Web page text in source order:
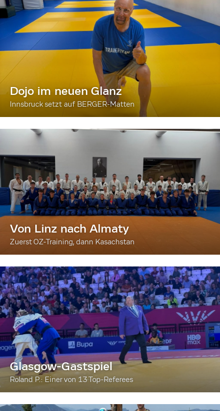
Dojo im neuen Glanz
Innsbruck setzt auf BERGER-Matten
Von Linz nach Almaty
Zuerst OZ-Training, dann Kasachstan
Glasgow-Gastspiel
Roland P.: Einer von 13 Top-Referees